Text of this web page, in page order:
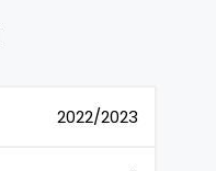
2022/2023